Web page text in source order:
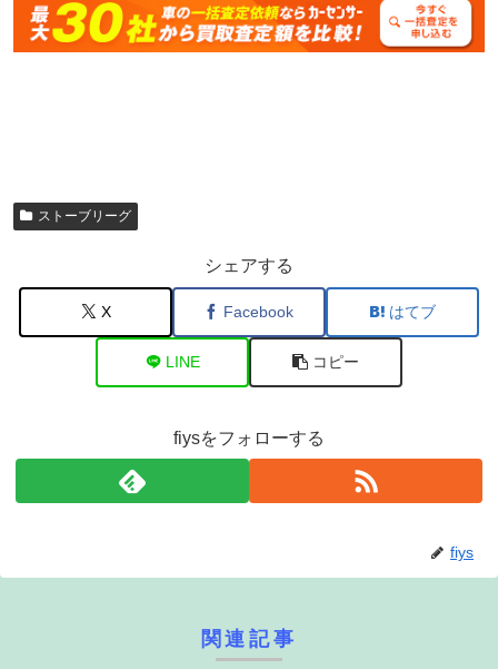
ストーブリーグ
シェアする
X Facebook はてブ
LINE コピー
fiysをフォローする
fiys
関連記事